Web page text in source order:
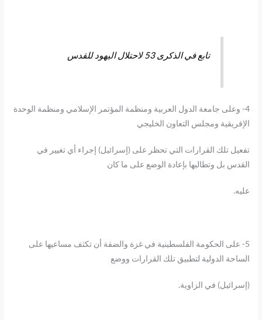
تابع في الذكرى 53 لاحتلال اليهود للقدس
4- وعلى جامعة الدول العربية ومنظمة المؤتمر الإسلامي ومنظمة الوحدة
الإفريقية ومجلس التعاون الخليجي
تفعيل تلك القرارات التي تحظر على (إسرائيل) إجراء أي تغيير في
القدس بل وتطالبها بإعادة الوضع على ما كان
عليه.
5- على الحكومة الفلسطينية في غزة والضفة أن تكثف مساعيها على
الساحة الدولية لتطبيق تلك القرارات ووضع
(إسرائيل) في الزاوية.